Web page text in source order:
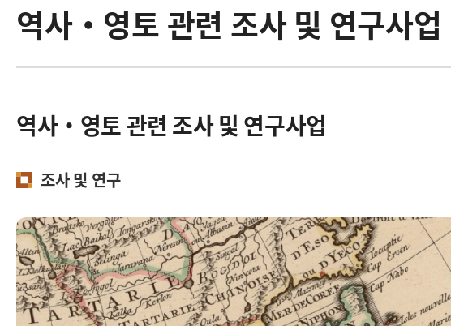
역사·영토 관련 조사 및 연구사업
역사·영토 관련 조사 및 연구사업
조사 및 연구